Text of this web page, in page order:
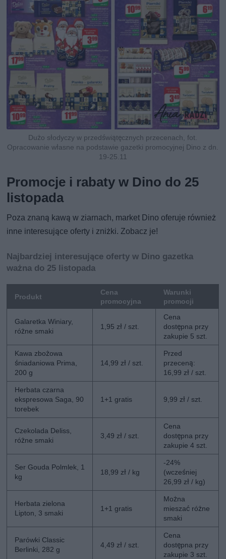
Dużo słodyczy w przedświątęcznych przecenach, fot.
Opracowanie własne na podstawie gazetki promocyjnej Dino z dn.
19-25.11
Promocje i rabaty w Dino do 25
listopada
Poza znaną kawą w ziarnach, market Dino oferuje również
inne interesujące oferty i zniżki. Zobacz je!
Najbardziej interesujące oferty w Dino gazetka
ważna do 25 listopada
Produkt
Cena
promocyjna
Warunki
promocji
Galaretka Winiary,
różne smaki
1,95 zł / szt.
Cena
dostępna przy
zakupie 5 szt.
Kawa zbożowa
śniadaniowa Prima,
200 g
14,99 zł / szt.
Przed
przeceną:
16,99 zł / szt.
Herbata czarna
ekspresowa Saga, 90
torebek
1+1 gratis 9,99 zł / szt.
Czekolada Deliss,
różne smaki
3,49 zł / szt.
Cena
dostępna przy
zakupie 4 szt.
Ser Gouda Polmlek, 1
kg
18,99 zł / kg
-24%
(wcześniej
26,99 zł / kg)
Herbata zielona
Lipton, 3 smaki
1+1 gratis
Można
mieszać różne
smaki
Parówki Classic
Berlinki, 282 g
4,49 zł / szt.
Cena
dostępna przy
zakupie 3 szt.